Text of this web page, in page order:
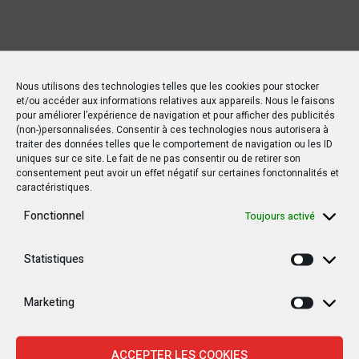
Nous utilisons des technologies telles que les cookies pour stocker
et/ou accéder aux informations relatives aux appareils. Nous le faisons
pour améliorer l’expérience de navigation et pour afficher des publicités
(non-)personnalisées. Consentir à ces technologies nous autorisera à
traiter des données telles que le comportement de navigation ou les ID
uniques sur ce site. Le fait de ne pas consentir ou de retirer son
consentement peut avoir un effet négatif sur certaines fonctonnalités et
caractéristiques.
Fonctionnel Toujours activé
Statistiques
Marketing
ACCEPTER LES COOKIES
Nouvelles Récentes
Jean-Noël Barrot, chef de la diplomatie
française en RDC : une visite sous haute
30 janvier 2025
dégrade
28 janvier 2025